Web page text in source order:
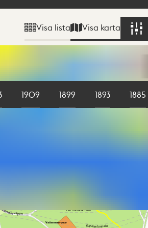
Visa lista Visa karta
1909 1899 1893 1885